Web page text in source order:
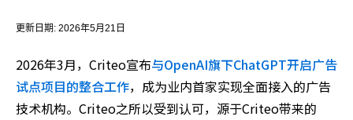
更新日期: 2026年5月21日
2026年3月，Criteo宣布与OpenAI旗下ChatGPT开启广告
试点项目的整合工作，成为业内首家实现全面接入的广告
技术机构。Criteo之所以受到认可，源于Criteo带来的